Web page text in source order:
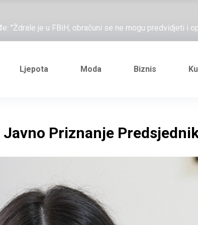
"Ždrale je u FBiH, obračuni se ne mogu predvidjeti i
Željezničarov Karamarko
je general Izet Nanić, pogibijom je probio blokadu
Ljepota Moda Biznis
Priznanje